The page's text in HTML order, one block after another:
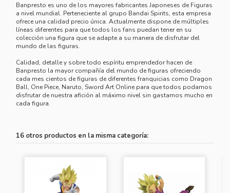
Banpresto es uno de los mayores fabricantes Japoneses de Figuras
a nivel mundial. Perteneciente al grupo Bandai Spirits, esta empresa
ofrece una calidad precio única. Actualmente dispone de múltiples
líneas diferentes para que todos los fans puedan tener en su
colección una figura que se adapte a su manera de disfrutar del
mundo de las figuras.
Calidad, detalle y sobre todo espíritu emprendedor hacen de
Banpresto la mayor compañía del mundo de figuras ofreciendo
cada mes cientos de figuras de diferentes franquicias como Dragon
Ball, One Piece, Naruto, Sword Art Online para que todos podamos
disfrutar de nuestra afición al máximo nivel sin gastarnos mucho en
cada figura.
16 otros productos en la misma categoría: